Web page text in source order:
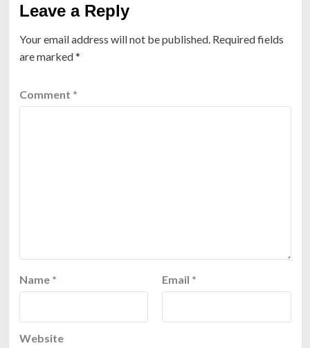
Leave a Reply
Your email address will not be published. Required fields
are marked*
Comment *
Name * Email *
Website